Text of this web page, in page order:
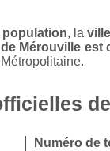
population, la
Mérouville est
Numéro de